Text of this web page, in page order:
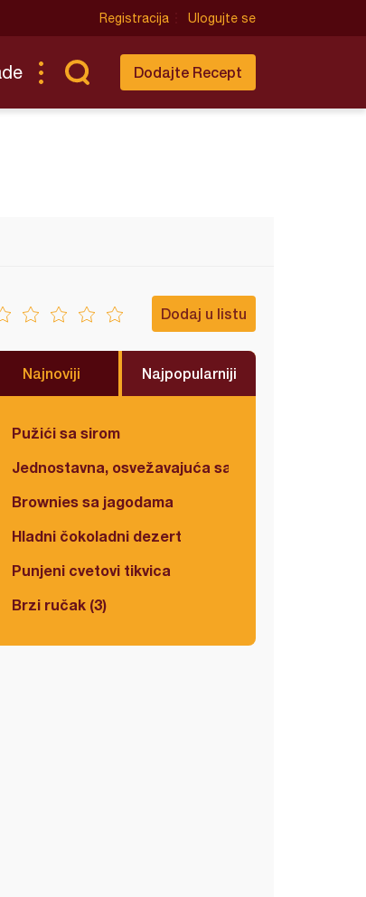
Registracija Ulogujte se
Dodajte Recept
Dodaj u listu
Najnoviji Najpopularniji
Pužići sa sirom
Jednostavna, osvežavajuća salata
Brownies sa jagodama
Hladni čokoladni dezert
Punjeni cvetovi tikvica
Brzi ručak (3)